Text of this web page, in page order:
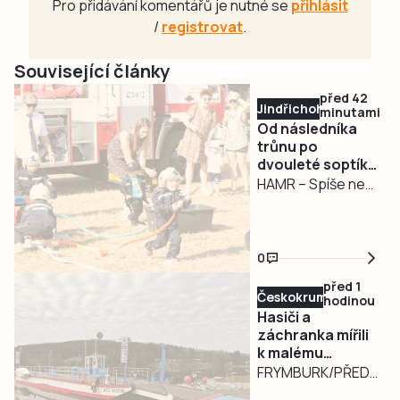
Pro přidávání komentářů je nutné se přihlásit
/registrovat.
Související články
Jindřichohradecko
před 42
minutami
Od následníka
trůnu po
dvouleté soptíky.
Hasiči v Hamru
HAMR – Spíše než
sobotní událost v
Hamru podobala
reprezentativní
přehlídce složek
integrovaného
záchranného
systému. Jen
0
Českokrumlovsko
před 1
hodinou
Hasiči a
záchranka mířili
k malému
pacientovi na
FRYMBURK/PŘEDNÍ